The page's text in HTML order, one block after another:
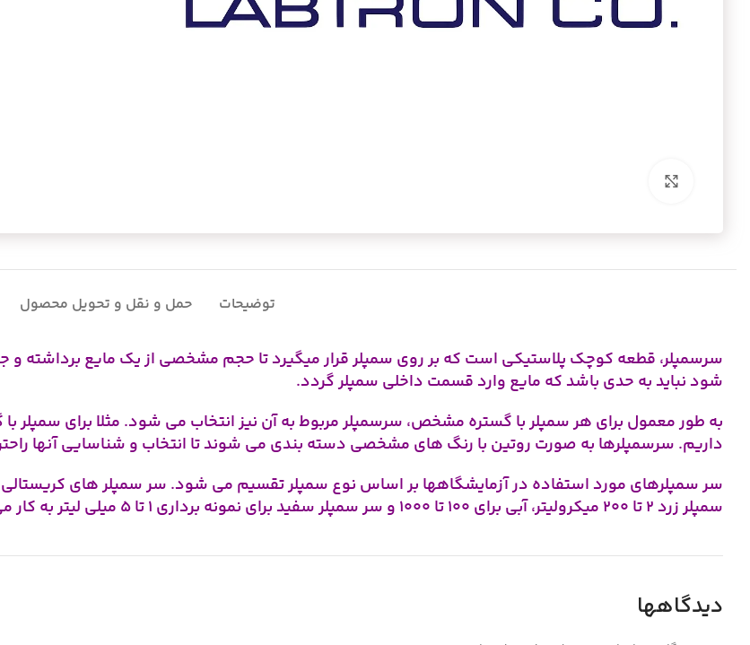
توضیحات حمل و نقل و تحویل محصول
سرسمپلر، قطعه کوچک پلاستیکی است که بر روی سمپلر قرار میگیرد تا حجم مشخصی از یک مایع برداشته و
شود نباید به حدی باشد که مایع وارد قسمت داخلی سمپلر گردد.
داریم. سرسمپلرها به صورت روتین با رنگ های مشخصی دسته بندی می شوند تا انتخاب و شناسایی آنها
سمپلر زرد 2 تا 200 میکرولیتر، آبی برای 100 تا 1000 و سر سمپلر سفید برای نمونه برداری 1 تا 5 میلی لیتر به کار می رود.
دیدگاهها